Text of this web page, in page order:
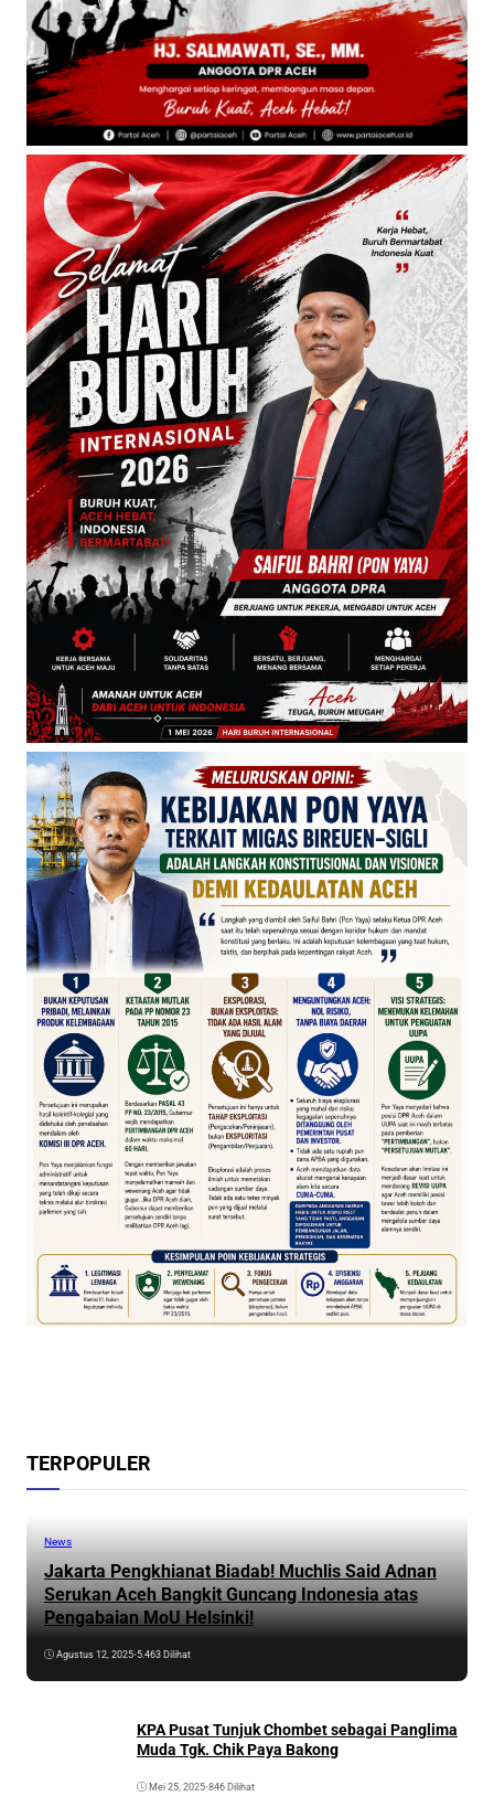
TERPOPULER
News
Jakarta Pengkhianat Biadab! Muchlis Said Adnan
Serukan Aceh Bangkit Guncang Indonesia atas
Pengabaian MoU Helsinki!
Agustus 12, 2025•5.463 Dilihat
KPA Pusat Tunjuk Chombet sebagai Panglima
Muda Tgk. Chik Paya Bakong
Mei 25, 2025•846 Dilihat